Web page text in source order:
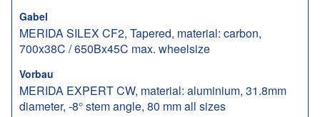
Gabel
MERIDA SILEX CF2, Tapered, material: carbon,
700x38C / 650Bx45C max. wheelsize
Vorbau
MERIDA EXPERT CW, material: aluminium, 31.8mm
diameter, -8° stem angle, 80 mm all sizes